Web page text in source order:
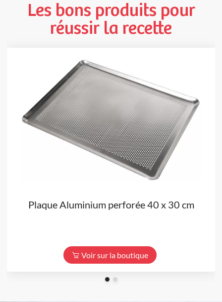
Les bons produits pour
réussir la recette
Plaque Aluminium perforée 40 x 30 cm
Voir sur la boutique